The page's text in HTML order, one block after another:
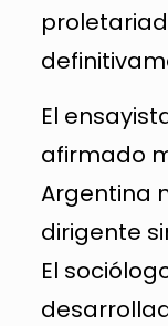
El
afirmado
Argentina
dirigente
El